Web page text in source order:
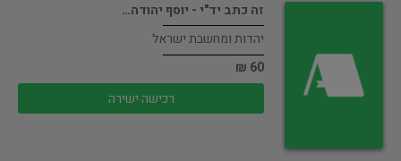
זה כתב יד"י - יוסף יהודה…
יהדות ומחשבת ישראל
60 ₪
רכישה ישירה